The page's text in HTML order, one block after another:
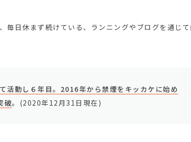
毎日休まず続けている、ランニングやブログを通じて
活動し６年目。2016年から禁煙をキッカケに始め
破。(2020年12月31日現在)